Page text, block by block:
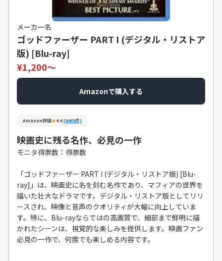
メーカー名
ゴッドファーザー PART I (デジタル・リストア
版) [Blu-ray]
¥1,200〜
Amazonで購入する
Amazon評価★4.6(8455件)
映画史に残る名作、必見の一作
モニタ得票数：得票数
「ゴッドファーザー PART I (デジタル・リストア版) [Blu-
ray]」は、映画史に名を刻む名作であり、マフィアの世界を
描いた壮大なドラマです。デジタル・リストア版としてリリ
ースされ、映像と音声のクオリティが大幅に向上していま
す。特に、Blu-rayならではの高画質で、細部まで鮮明に描
かれたシーンは、視覚的な楽しみを提供します。映画ファン
必見の一作で、何度でも楽しめる内容です。